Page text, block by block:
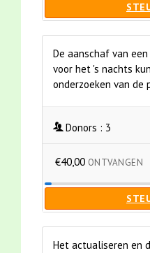
De aanschaf van
voor het 's nachts
onderzoeken van de
Donors : 3
€40,00 ONTVANGEN
Het actualiseren en